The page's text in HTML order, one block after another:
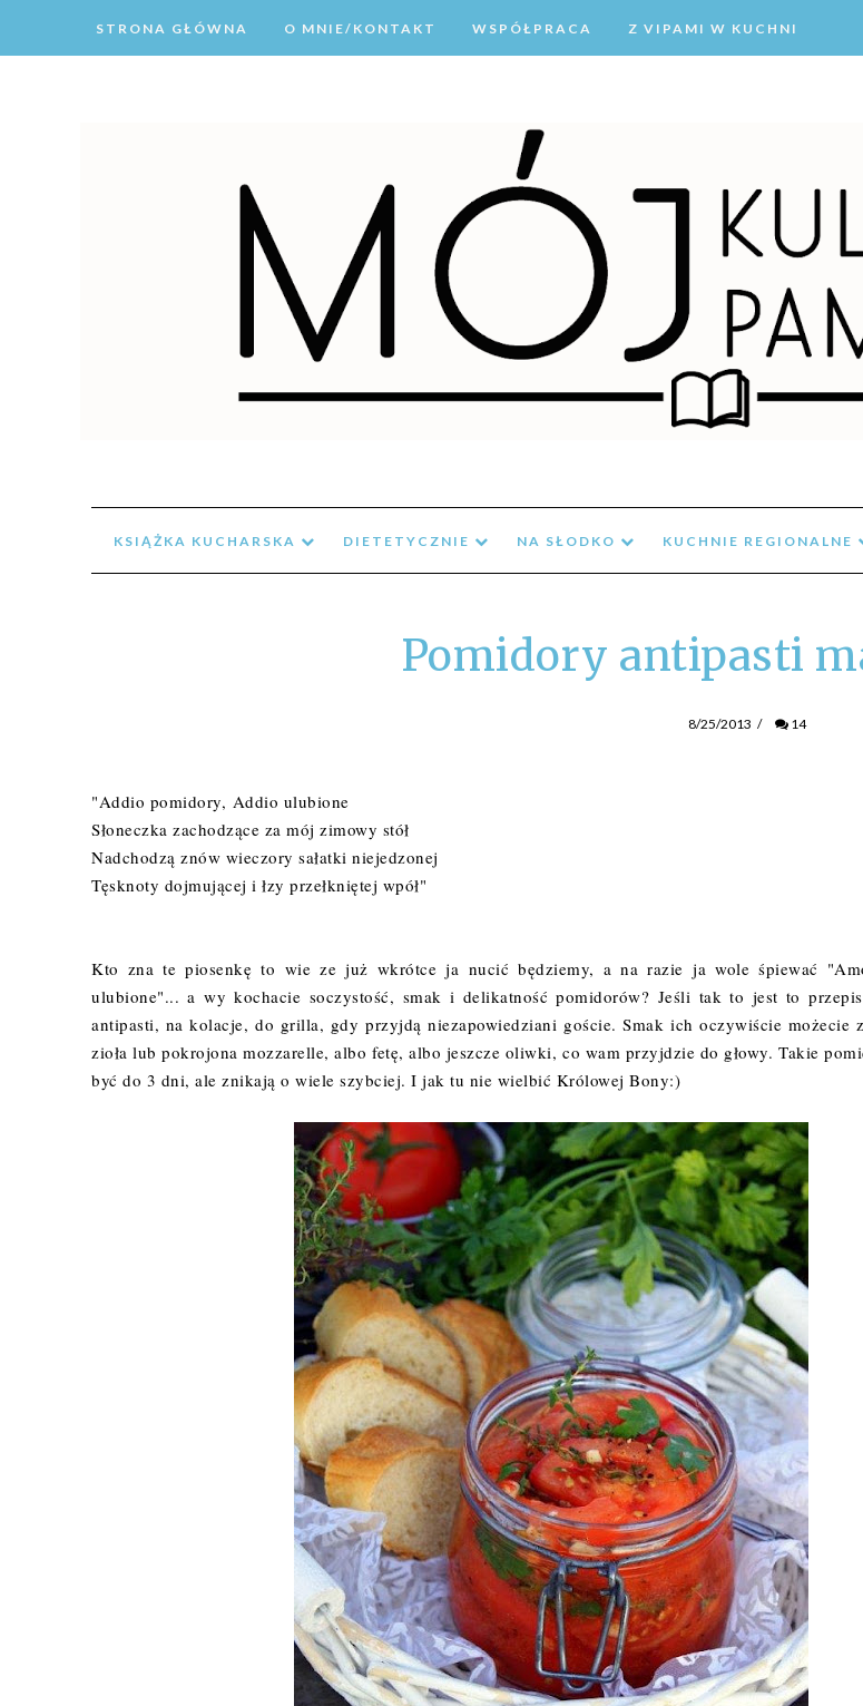
STRONA GŁÓWNA O MNIE/KONTAKT WSPÓŁPRACA Z VIPAMI W KUCHNI
KSIĄŻKA KUCHARSKA DIETETYCZNIE NA SŁODKO KUCHNIE REGIONALNE
Pomidory antipasti
8/25/2013 / 14
"Addio pomidory, Addio ulubione
Słoneczka zachodzące za mój zimowy stół
Nadchodzą znów wieczory sałatki niejedzonej
Tęsknoty dojmującej i łzy przełkniętej wpół"
Kto zna te piosenkę to wie ze już wkrótce ja nucić będziemy, a na razie ja wole śpiewać "
ulubione"... a wy kochacie soczystość, smak i delikatność pomidorów? Jeśli tak to jest to
antipasti, na kolacje, do grilla, gdy przyjdą niezapowiedziani goście. Smak ich oczywiście możecie
zioła lub pokrojona mozzarelle, albo fetę, albo jeszcze oliwki, co wam przyjdzie do głowy. Takie
być do 3 dni, ale znikają o wiele szybciej. I jak tu nie wielbić Królowej Bony:)